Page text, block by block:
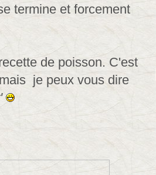
termine et forcement
de poisson. C'est
je peux vous dire